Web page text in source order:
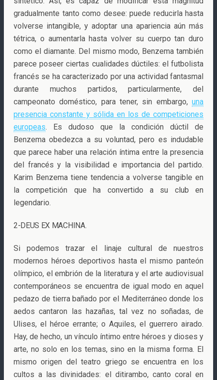
gradualmente tanto como desee: puede reducirla hasta
volverse intangible, y adoptar una apariencia aún más
tétrica, o aumentarla hasta volver su cuerpo tan duro
como el diamante. Del mismo modo, Benzema también
parece poseer ciertas cualidades dúctiles: el futbolista
francés se ha caracterizado por una actividad fantasmal
durante muchos partidos, particularmente, del
campeonato doméstico, para tener, sin embargo, una
presencia constante y sólida en los de competiciones
europeas. Es dudoso que la condición dúctil de
Benzema obedezca a su voluntad, pero es indudable
que parece haber una relación íntima entre la presencia
del francés y la visibilidad e importancia del partido.
Karim Benzema tiene tendencia a volverse tangible en
la competición que ha convertido a su club en
legendario.
2-DEUS EX MACHINA.
Si podemos trazar el linaje cultural de nuestros
modernos héroes deportivos hasta el mismo panteón
olímpico, el embrión de la literatura y el arte audiovisual
contemporáneos se encuentra de igual modo en aquel
pedazo de tierra bañado por el Mediterráneo donde los
aedos cantaron las hazañas, tal vez no soñadas, de
Ulises, el héroe errante; o Aquiles, el guerrero airado.
Hay, de hecho, un vínculo íntimo entre héroes y dioses y
arte, no solo en los temas, sino en la misma forma. El
mismo origen del teatro griego se encuentra en los
cultos a las divinidades: el ditirambo, canto coral en